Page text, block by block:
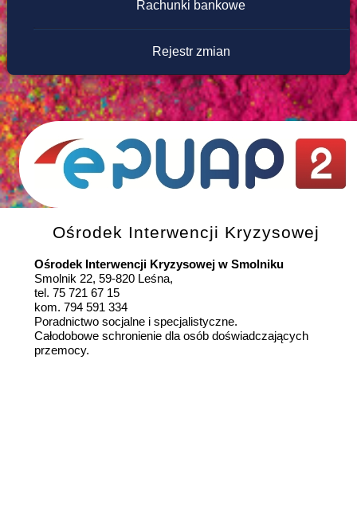
Rachunki bankowe
Rejestr zmian
Ośrodek Interwencji Kryzysowej
Ośrodek Interwencji Kryzysowej w Smolniku
Smolnik 22, 59-820 Leśna,
tel. 75 721 67 15
kom. 794 591 334
Poradnictwo socjalne i specjalistyczne.
Całodobowe schronienie dla osób doświadczających
przemocy.